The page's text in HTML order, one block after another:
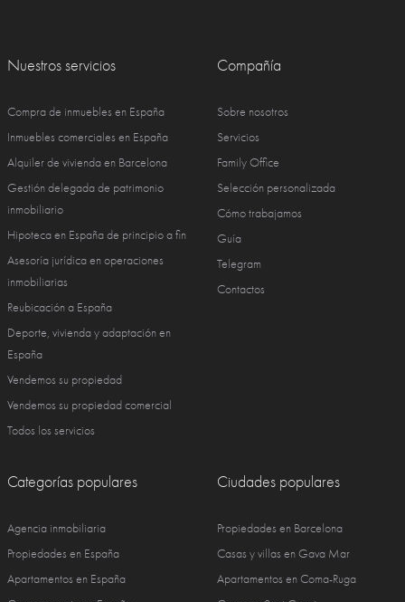
Nuestros servicios
Compra de inmuebles en España
Inmuebles comerciales en España
Alquiler de vivienda en Barcelona
Gestión delegada de patrimonio
inmobiliario
Hipoteca en España de principio a fin
Asesoría jurídica en operaciones
inmobiliarias
Reubicación a España
Deporte, vivienda y adaptación en
España
Vendemos su propiedad
Vendemos su propiedad comercial
Todos los servicios
Compañía
Sobre nosotros
Servicios
Family Office
Selección personalizada
Cómo trabajamos
Guía
Telegram
Contactos
Categorías populares
Agencia inmobiliaria
Propiedades en España
Apartamentos en España
Ciudades populares
Propiedades en Barcelona
Casas y villas en Gava Mar
Apartamentos en Coma-Ruga